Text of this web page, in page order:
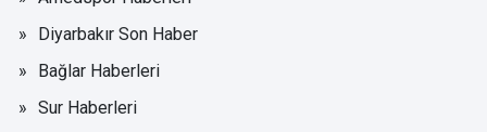
Diyarbakır Son Haber
Bağlar Haberleri
Sur Haberleri